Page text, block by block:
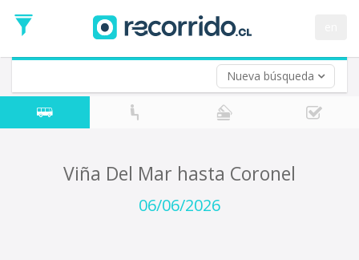
Nueva búsqueda
de
Ida
Vuelta (opcional)
Fecha
de
Viña Del Mar hasta Coronel
06/06/2026